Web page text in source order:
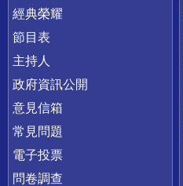
快速連結
經典榮耀
節目表
主持人
政府資訊公開
意見信箱
常見問題
電子投票
問卷調查